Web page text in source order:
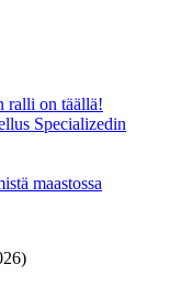
ralli on täällä!
Specializedin
maastossa